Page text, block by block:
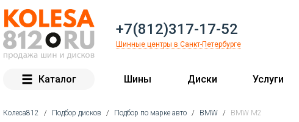
+7(812)317-17-52
Шинные центры в Санкт-Петербурге
Каталог Шины Диски Услуги
Колеса812 / Подбор дисков / Подбор по марке авто / BMW / BMW M2